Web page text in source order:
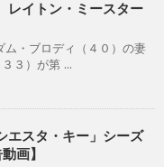
レイトン・ミースター
ム・ブロディ（４０）の妻
３）が第 ...
エスタ・キー」シーズ
画】